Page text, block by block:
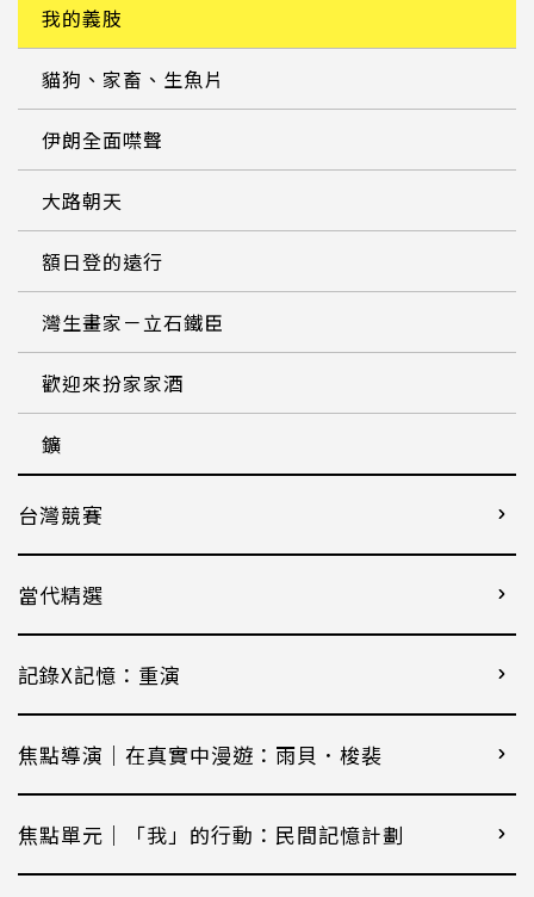
我的義肢
貓狗、家畜、生魚片
伊朗全面噤聲
大路朝天
額日登的遠行
灣生畫家－立石鐵臣
歡迎來扮家家酒
鑛
台灣競賽
當代精選
記錄X記憶：重演
焦點導演｜在真實中漫遊：雨貝．梭裴
焦點單元｜「我」的行動：民間記憶計劃